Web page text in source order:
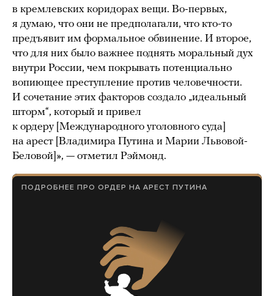
в кремлевских коридорах вещи. Во-первых,
я думаю, что они не предполагали, что кто-то
предъявит им формальное обвинение. И второе,
что для них было важнее поднять моральный дух
внутри России, чем покрывать потенциально
вопиющее преступление против человечности.
И сочетание этих факторов создало „идеальный
шторм“, который и привел
к ордеру [Международного уголовного суда]
на арест [Владимира Путина и Марии Львовой-
Беловой]», — отметил Рэймонд.
ПОДРОБНЕЕ ПРО ОРДЕР НА АРЕСТ ПУТИНА